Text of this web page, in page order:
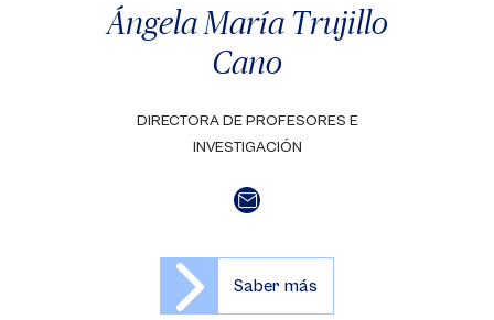
Ángela María Trujillo
Cano
DIRECTORA DE PROFESORES E
INVESTIGACIÓN
Saber más